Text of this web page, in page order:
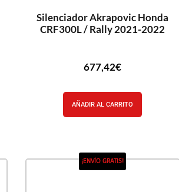
Silenciador Akrapovic Honda
CRF300L / Rally 2021-2022
677,42€
AÑADIR AL CARRITO
¡ENVÍO GRATIS!